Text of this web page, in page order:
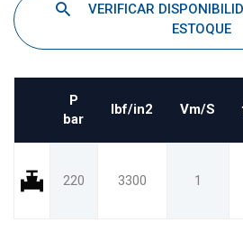
VERIFICAR
ESTOQUE
P
bar
Ibf/in2 Vm/S
220 3300 1